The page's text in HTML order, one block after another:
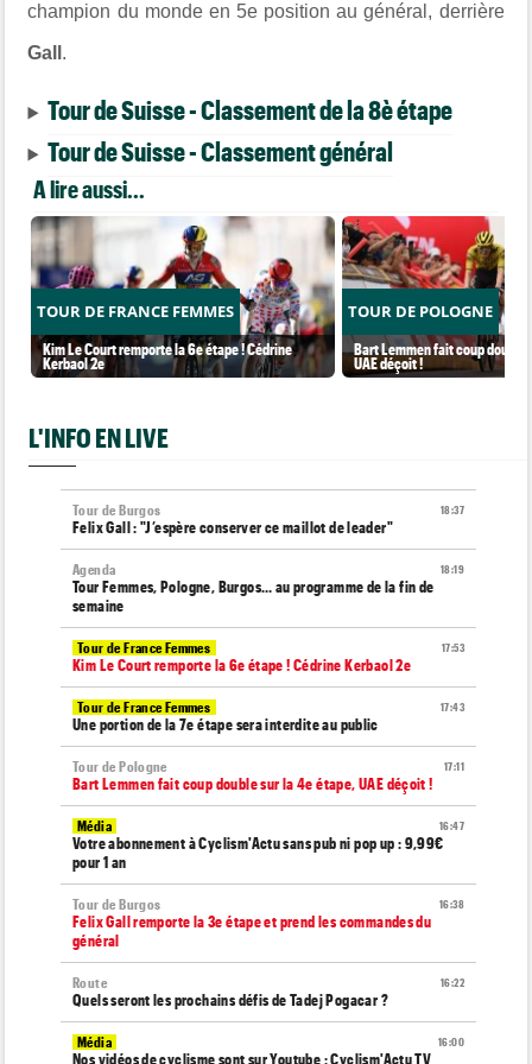
champion du monde en 5e position au général, derrière
Gall .
Tour de Suisse - Classement de la 8è étape
Tour de Suisse - Classement général
A lire aussi...
TOUR DE FRANCE FEMMES
Kim Le Court remporte la 6e étape ! Cédrine
Kerbaol 2e
TOUR DE POLOGNE
Bart Lemmen fait coup double
UAE déçoit !
L'INFO EN LIVE
18:37
Tour de Burgos
Felix Gall : "J’espère conserver ce maillot de leader"
18:19
Agenda
Tour Femmes, Pologne, Burgos… au programme de la fin de
semaine
17:53
Tour de France Femmes
Kim Le Court remporte la 6e étape ! Cédrine Kerbaol 2e
17:43
Tour de France Femmes
Une portion de la 7e étape sera interdite au public
17:11
Tour de Pologne
Bart Lemmen fait coup double sur la 4e étape, UAE déçoit !
16:47
Média
Votre abonnement à Cyclism'Actu sans pub ni pop up : 9,99€
pour 1 an
16:38
Tour de Burgos
Felix Gall remporte la 3e étape et prend les commandes du
général
16:22
Route
Quels seront les prochains défis de Tadej Pogacar ?
16:00
Média
Nos vidéos de cyclisme sont sur Youtube : Cyclism'Actu TV